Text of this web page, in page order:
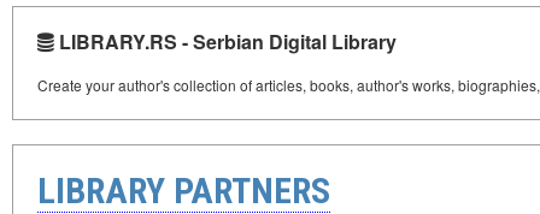
LIBRARY.RS - Serbian Digital Library
Create your author's collection of articles, books, author's works,
LIBRARY PARTNERS